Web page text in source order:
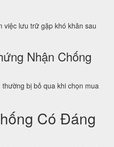
việc lưu trữ gặp khó khăn sau
Nhận Chống
bị bỏ qua khi chọn mua
Có Đáng